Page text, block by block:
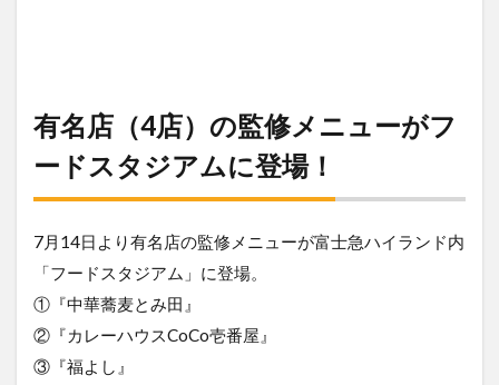
有名店（4店）の監修メニューがフ
ードスタジアムに登場！
7月14日より有名店の監修メニューが富士急ハイランド内
「フードスタジアム」に登場。
①『中華蕎麦とみ田』
②『カレーハウスCoCo壱番屋』
③『福よし』